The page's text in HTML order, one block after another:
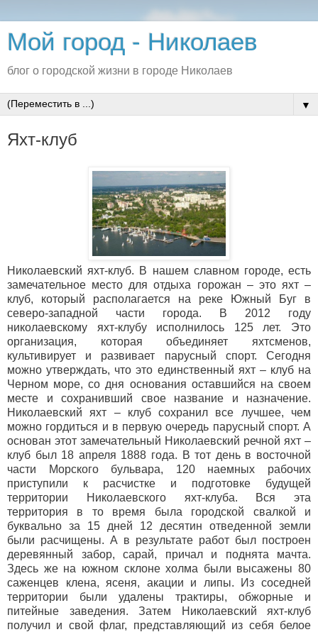
Мой город - Николаев
блог о городской жизни в городе Николаев
▼
Яхт-клуб
Николаевский яхт-клуб. В нашем славном городе, есть
замечательное место для отдыха горожан – это яхт –
клуб, который располагается на реке Южный Буг в
северо-западной части города. В 2012 году
николаевскому яхт-клубу исполнилось 125 лет. Это
организация, которая объединяет яхтсменов,
культивирует и развивает парусный спорт. Сегодня
можно утверждать, что это единственный яхт – клуб на
Черном море, со дня основания оставшийся на своем
месте и сохранивший свое название и назначение.
Николаевский яхт – клуб сохранил все лучшее, чем
можно гордиться и в первую очередь парусный спорт. А
основан этот замечательный Николаевский речной яхт –
клуб был 18 апреля 1888 года. В тот день в восточной
части Морского бульвара, 120 наемных рабочих
приступили к расчистке и подготовке будущей
территории Николаевского яхт-клуба. Вся эта
территория в то время была городской свалкой и
буквально за 15 дней 12 десятин отведенной земли
были расчищены. А в результате работ был построен
деревянный забор, сарай, причал и поднята мачта.
Здесь же на южном склоне холма были высажены 80
саженцев клена, ясеня, акации и липы. Из соседней
территории были удалены трактиры, обжорные и
питейные заведения. Затем Николаевский яхт-клуб
получил и свой флаг, представляющий из себя белое